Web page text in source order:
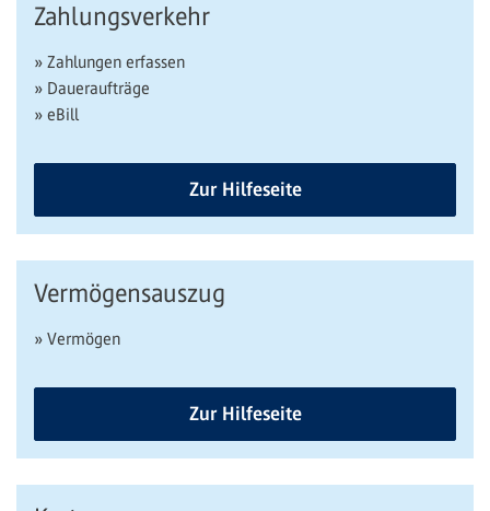
Zahlungsverkehr
» Zahlungen erfassen
» Daueraufträge
» eBill
Zur Hilfeseite
Vermögensauszug
» Vermögen
Zur Hilfeseite